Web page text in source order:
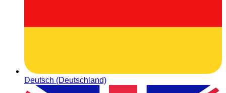
Deutsch (Deutschland)